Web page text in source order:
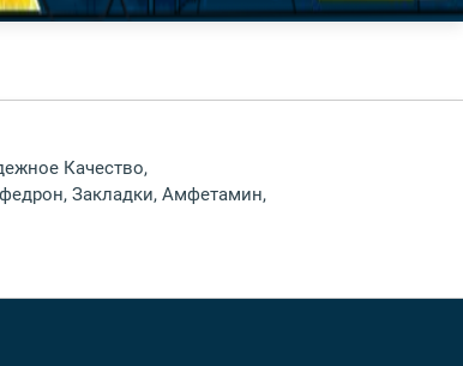
Качество,
Закладки, Амфетамин,